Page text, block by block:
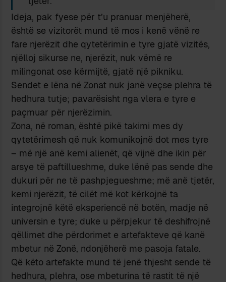
Ideja, pak fyese për t’u pranuar menjëherë,
është se vizitorët mund të mos i kenë vënë re
fare njerëzit dhe qytetërimin e tyre gjatë vizitës,
njëlloj sikurse ne, njerëzit, nuk vëmë re
milingonat ose kërmijtë, gjatë një pikniku.
Sendet e lëna në Zonat nuk janë veçse plehra të
hedhura tutje; pavarësisht nga vlera e tyre e
paçmuar për njerëzimin.
Zona, në roman, është pikë takimi mes dy
qytetërimesh që nuk komunikojnë dot mes tyre
– më një anë kemi alienët, që vijnë dhe ikin për
arsye të paftillueshme, duke lënë pas sende dhe
dukuri për ne të pashpjegueshme; më anë tjetër,
kemi njerëzit, të cilët më kot kërkojnë ta
integrojnë këtë eksperiencë në botën, madje në
universin e tyre; duke u përpjekur të deshifrojnë
qëllimet dhe përdorimet e artefakteve që kanë
mbetur në Zonë, ndonjëherë me pasoja fatale.
Që këto artefakte mund të jenë thjesht sende të
hedhura, plehra, ose mbeturina të rastit të një